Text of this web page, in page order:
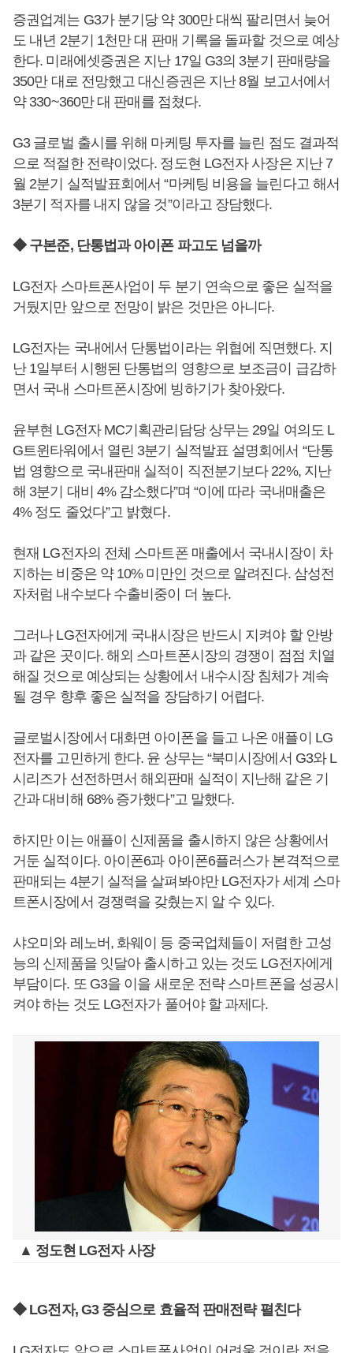
증권업계는 G3가 분기당 약 300만 대씩 팔리면서 늦어
도 내년 2분기 1천만 대 판매 기록을 돌파할 것으로 예상
한다. 미래에셋증권은 지난 17일 G3의 3분기 판매량을
350만 대로 전망했고 대신증권은 지난 8월 보고서에서
약 330~360만 대 판매를 점쳤다.
G3 글로벌 출시를 위해 마케팅 투자를 늘린 점도 결과적
으로 적절한 전략이었다. 정도현 LG전자 사장은 지난 7
월 2분기 실적발표회에서 “마케팅 비용을 늘린다고 해서
3분기 적자를 내지 않을 것”이라고 장담했다.
◆ 구본준, 단통법과 아이폰 파고도 넘을까
LG전자 스마트폰사업이 두 분기 연속으로 좋은 실적을
거뒀지만 앞으로 전망이 밝은 것만은 아니다.
LG전자는 국내에서 단통법이라는 위협에 직면했다. 지
난 1일부터 시행된 단통법의 영향으로 보조금이 급감하
면서 국내 스마트폰시장에 빙하기가 찾아왔다.
윤부현 LG전자 MC기획관리담당 상무는 29일 여의도 L
G트윈타워에서 열린 3분기 실적발표 설명회에서 “단통
법 영향으로 국내판매 실적이 직전분기보다 22%, 지난
해 3분기 대비 4% 감소했다”며 “이에 따라 국내매출은
4% 정도 줄었다”고 밝혔다.
현재 LG전자의 전체 스마트폰 매출에서 국내시장이 차
지하는 비중은 약 10% 미만인 것으로 알려진다. 삼성전
자처럼 내수보다 수출비중이 더 높다.
그러나 LG전자에게 국내시장은 반드시 지켜야 할 안방
과 같은 곳이다. 해외 스마트폰시장의 경쟁이 점점 치열
해질 것으로 예상되는 상황에서 내수시장 침체가 계속
될 경우 향후 좋은 실적을 장담하기 어렵다.
글로벌시장에서 대화면 아이폰을 들고 나온 애플이 LG
전자를 고민하게 한다. 윤 상무는 “북미시장에서 G3와 L
시리즈가 선전하면서 해외판매 실적이 지난해 같은 기
간과 대비해 68% 증가했다”고 말했다.
하지만 이는 애플이 신제품을 출시하지 않은 상황에서
거둔 실적이다. 아이폰6과 아이폰6플러스가 본격적으로
판매되는 4분기 실적을 살펴봐야만 LG전자가 세계 스마
트폰시장에서 경쟁력을 갖췄는지 알 수 있다.
샤오미와 레노버, 화웨이 등 중국업체들이 저렴한 고성
능의 신제품을 잇달아 출시하고 있는 것도 LG전자에게
부담이다. 또 G3을 이을 새로운 전략 스마트폰을 성공시
켜야 하는 것도 LG전자가 풀어야 할 과제다.
▲ 정도현 LG전자 사장
◆ LG전자, G3 중심으로 효율적 판매전략 펼친다